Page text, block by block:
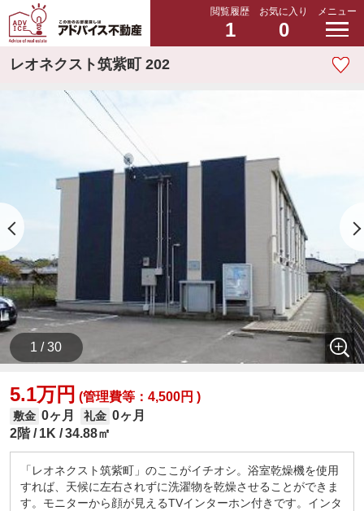
閲覧履歴
1
お気に入り
0
メニュー
レオネクスト筑紫町 202
1 / 30
5.1万円 (管理費等：4,500円 )
敷金 0ヶ月 礼金 0ヶ月
2階
1K 34.88㎡
「レオネクスト筑紫町」のここがイチオシ。浴室乾燥機を使用
すれば、天候に左右されずに洗濯物を乾燥させることができま
す。モニターから顔が見えるTVインターホン付きです。インタ